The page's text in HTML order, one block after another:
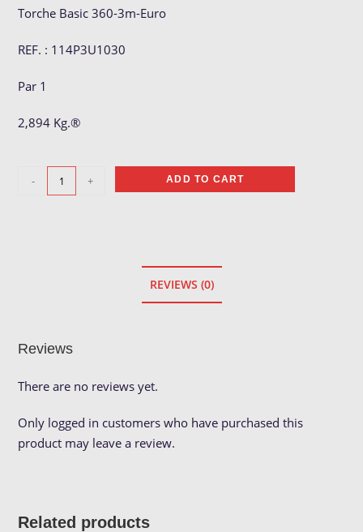
Torche Basic 360-3m-Euro
REF. : 114P3U1030
Par 1
2,894 Kg.®
- + ADD TO CART
REVIEWS (0)
Reviews
There are no reviews yet.
Only logged in customers who have purchased this
product may leave a review.
Related products